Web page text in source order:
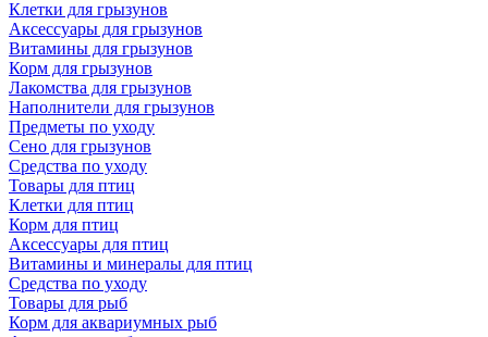
Клетки для грызунов
Аксессуары для грызунов
Витамины для грызунов
Корм для грызунов
Лакомства для грызунов
Наполнители для грызунов
Предметы по уходу
Сено для грызунов
Средства по уходу
Товары для птиц
Клетки для птиц
Корм для птиц
Аксессуары для птиц
Витамины и минералы для птиц
Средства по уходу
Товары для рыб
Корм для аквариумных рыб